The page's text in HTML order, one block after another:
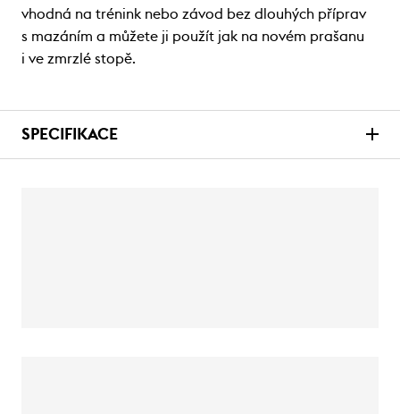
vhodná na trénink nebo závod bez dlouhých příprav
s mazáním a můžete ji použít jak na novém prašanu
i ve zmrzlé stopě.
SPECIFIKACE